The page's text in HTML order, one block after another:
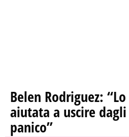
Belen Rodriguez:
aiutata a uscire
panico”